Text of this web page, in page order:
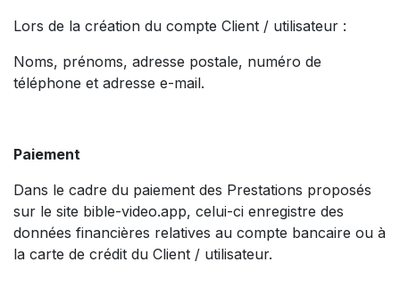
Lors de la création du compte Client / utilisateur :
Noms, prénoms, adresse postale, numéro de
téléphone et adresse e-mail.
Paiement
Dans le cadre du paiement des Prestations proposés
sur le site bible-video.app, celui-ci enregistre des
données financières relatives au compte bancaire ou à
la carte de crédit du Client / utilisateur.